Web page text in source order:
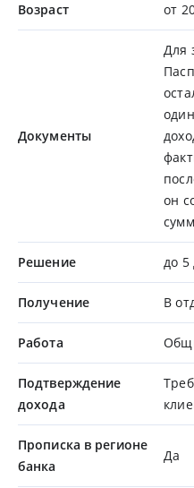
Возраст от
Документы
Для
он
Решение до 5
Получение В
Работа
Подтверждение
дохода
Прописка в регионе
банка
Да